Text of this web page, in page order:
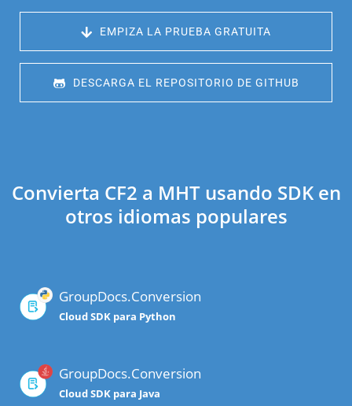
EMPIZA LA PRUEBA GRATUITA
DESCARGA EL REPOSITORIO DE GITHUB
Convierta CF2 a MHT usando SDK en
otros idiomas populares
GroupDocs.Conversion
Cloud SDK para Python
GroupDocs.Conversion
Cloud SDK para Java